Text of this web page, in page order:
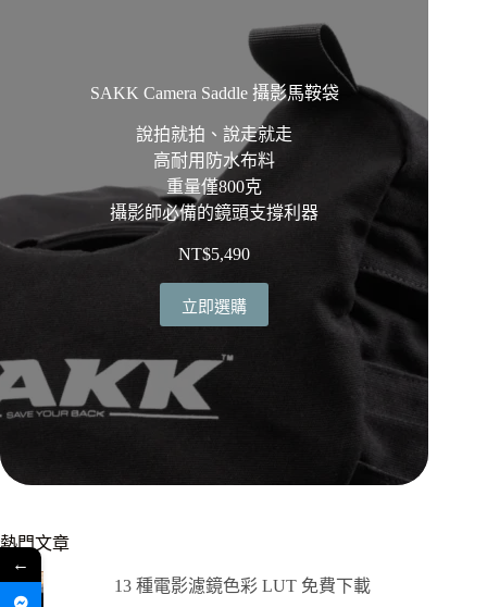
SAKK Camera Saddle 攝影馬鞍袋
說拍就拍、說走就走
高耐用防水布料
重量僅800克
攝影師必備的鏡頭支撐利器
NT$5,490
立即選購
熱門文章
13 種電影濾鏡色彩 LUT 免費下載
←